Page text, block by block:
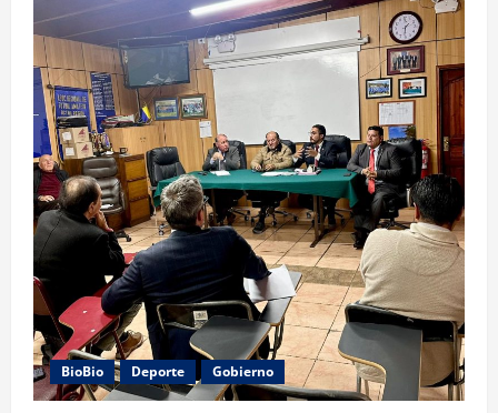
BioBio Deporte Gobierno